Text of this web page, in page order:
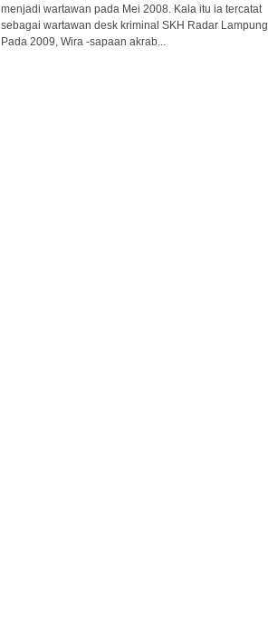
menjadi wartawan pada Mei 2008. Kala itu ia tercatat
sebagai wartawan desk kriminal SKH Radar Lampung.
Pada 2009, Wira -sapaan akrab...